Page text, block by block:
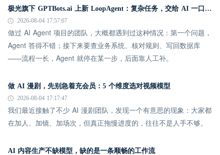
极光旗下 GPTBots.ai 上新 LoopAgent：复杂任务，交给 AI 一口气跑完
2026-08-04 17:57:07
做过 AI Agent 项目的团队，大概都遇到过这种情况：第一个问题，
Agent 答得不错；接下来要查业务系统、核对规则、写回数据库
——流程一长，Agent 就停在某一步，后面靠人工补。
做 AI 漫剧，先别急着充会员：5 个维度选对视频模型
2026-08-04 17:17:47
我们最近接触了不少 AI 漫剧团队，发现一个有意思的现象：大家都
在加人、加镜、加场次，但真正拖慢进度的，往往不是人手不够。
AI 内容生产不缺模型，缺的是一条顺畅的工作流